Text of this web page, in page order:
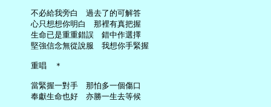
     不必給我旁白　過去了的可解答
     心只想想你明白　那裡有真把握
     生命已是重重錯誤　錯中作選擇
     堅強信念無從說服　我想你手緊握
     重唱　＊
     當緊握一對手　那怕多一個傷口
     奉獻生命也好　亦勝一生去等候